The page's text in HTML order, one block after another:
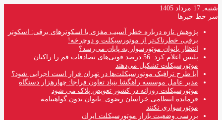
شنبه, 17 مرداد 1405
سر خط خبرها
پژوهش تازه درباره خطر آسیب مغزی با اسکوترهای برقی: اسکوتر
برقی، خطرناک‌تر از موتورسیکلت و دوچرخه!
انتظار بانوان موتورسوار به پایان می‌رسد؟
پلیس اعلام کرد: 56 درصد فوتی‌های تصادفات قم را راکبان
موتورسیکلت تشکیل می‌دهند
آیا طرح ترافیک موتورسیکلت‌ها در تهران قرار است اجرایی شود؟
مدیر عامل موسسه راهگشا بنیاد تعاون فراجا: چهارهزار دستگاه
موتورسیکلت روزانه در کشور تعویض پلاک می شود
فرمانده انتظامی خراسان رضوی: بانوان بدون گواهینامه
موتورسواری نکنند
بررسی وضعیت بازار موتورسیکلت ایران